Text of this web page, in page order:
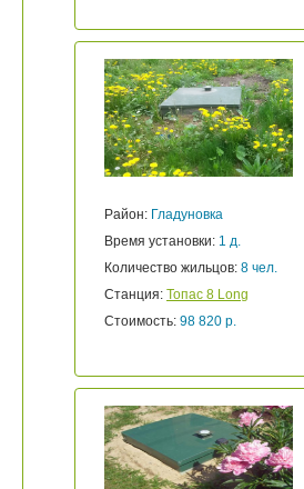
Район: Гладуновка
Время установки: 1 д.
Количество жильцов: 8 чел.
Станция: Топас 8 Long
Стоимость: 98 820 р.